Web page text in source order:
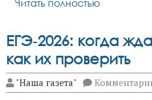
Читать полностью
ЕГЭ‑2026: когда
как их проверить
"Наша газета"